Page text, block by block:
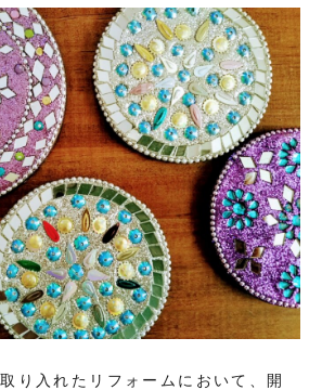
り入れたリフォームにおいて、開